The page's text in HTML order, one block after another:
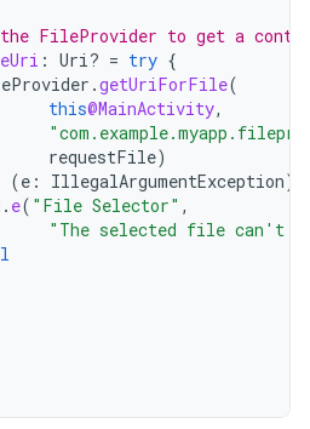
FileProvider to get a
: Uri? = try {
.getUriForFile(
this@MainActivity,
requestFile)
(e : IllegalArgumentException)
. e( "File Selector" ,
"The selected file can't